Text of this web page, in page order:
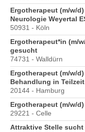
Ergotherapeut (m/w/
Neurologie Weyertal
50931 - Köln
Ergotherapeut*in (m/
gesucht
74731 - Walldürn
Ergotherapeut (m/w/
Behandlung in
20144 - Hamburg
Ergotherapeut (m/w/d)
29221 - Celle
Attraktive Stelle